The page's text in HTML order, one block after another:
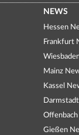
NEWS
Hessen
Frankfurt
Mainz
Kassel
Gießen